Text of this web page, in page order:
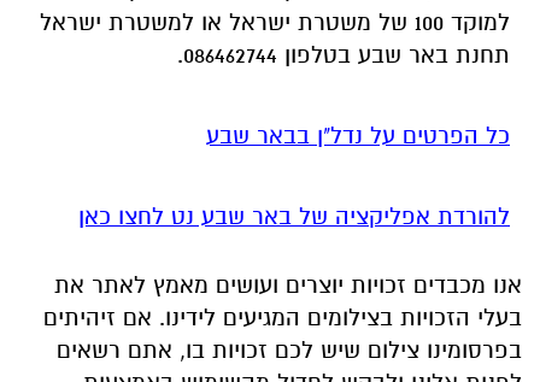
כל הפרטים על נדל"ן בבאר שבע
בפרסומינו צילום שיש לכם זכויות בו, אתם רשאים
כתובת המייל:ram@isnet.co.il